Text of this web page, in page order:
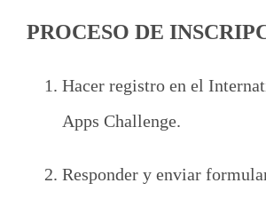
PROCESO DE
Hacer registro en el
Apps Challenge.
Responder y enviar